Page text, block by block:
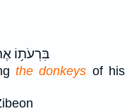
בִּרְעֹת֥וֹ
the donkeys of his